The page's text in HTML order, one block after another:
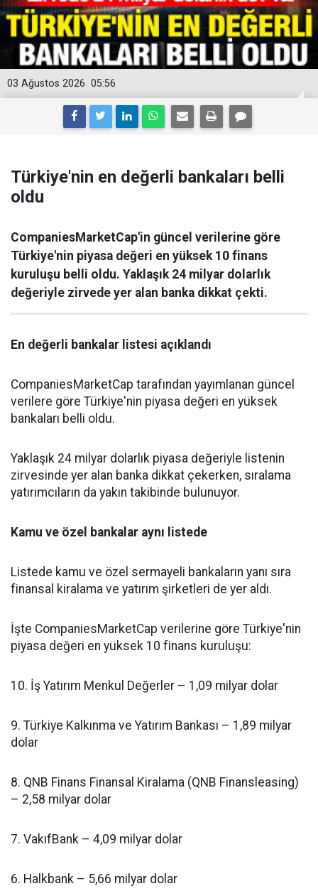
05:56
03 Ağustos 2026
Türkiye'nin en değerli bankaları belli
oldu
CompaniesMarketCap'in güncel verilerine göre
Türkiye'nin piyasa değeri en yüksek 10 finans
kuruluşu belli oldu. Yaklaşık 24 milyar dolarlık
değeriyle zirvede yer alan banka dikkat çekti.
En değerli bankalar listesi açıklandı
CompaniesMarketCap tarafından yayımlanan güncel
verilere göre Türkiye'nin piyasa değeri en yüksek
bankaları belli oldu.
Yaklaşık 24 milyar dolarlık piyasa değeriyle listenin
zirvesinde yer alan banka dikkat çekerken, sıralama
yatırımcıların da yakın takibinde bulunuyor.
Kamu ve özel bankalar aynı listede
Listede kamu ve özel sermayeli bankaların yanı sıra
finansal kiralama ve yatırım şirketleri de yer aldı.
İşte CompaniesMarketCap verilerine göre Türkiye'nin
piyasa değeri en yüksek 10 finans kuruluşu:
10. İş Yatırım Menkul Değerler – 1,09 milyar dolar
9. Türkiye Kalkınma ve Yatırım Bankası – 1,89 milyar
dolar
8. QNB Finans Finansal Kiralama (QNB Finansleasing)
– 2,58 milyar dolar
7. VakıfBank – 4,09 milyar dolar
6. Halkbank – 5,66 milyar dolar